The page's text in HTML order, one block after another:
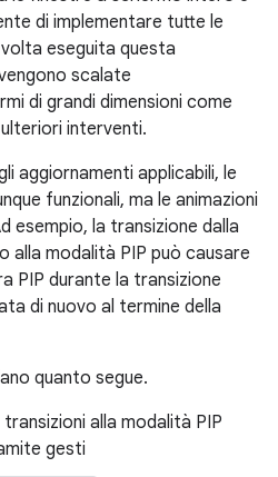
di implementare tutte le
eseguita questa
scalate
di grandi dimensioni come
interventi.
aggiornamenti applicabili, le
funzionali, ma le animazioni
esempio, la transizione dalla
alla modalità PIP può causare
PIP durante la transizione
di nuovo al termine della
quanto segue.
transizioni alla modalità PIP
gesti